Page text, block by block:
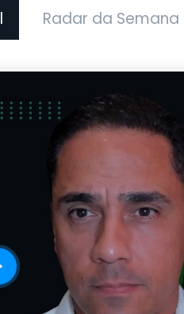
Radar da Semana